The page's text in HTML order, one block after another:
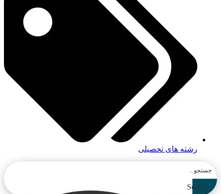
رشته های تحصیلی
Search